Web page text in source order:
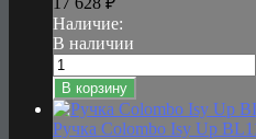
Наличие:
В наличии
В корзину
Ручка Colombo Isy Up